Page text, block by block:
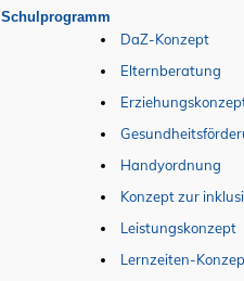
Schulprogramm
DaZ-Konzept
Elternberatung
Handyordnung
Konzept zur
Leistungskonzept
Lernzeiten-